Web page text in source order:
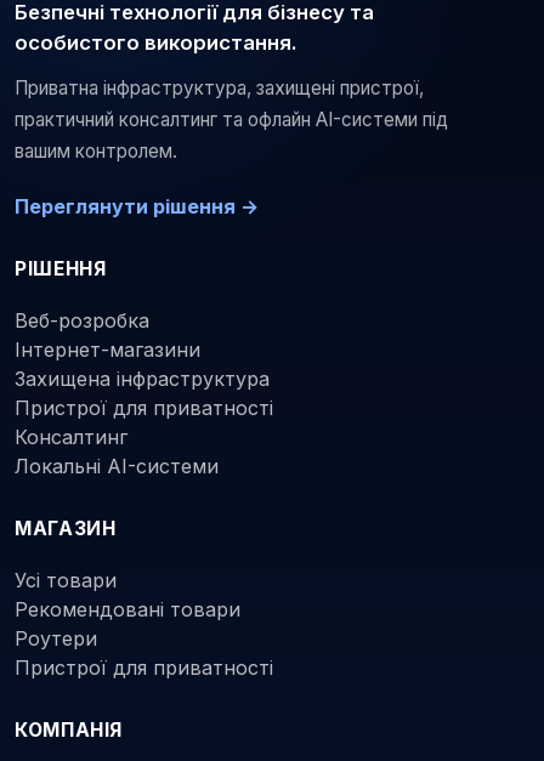
Безпечні технології для бізнесу та
особистого використання.
Приватна інфраструктура, захищені пристрої,
практичний консалтинг та офлайн AI-системи під
вашим контролем.
Переглянути рішення →
РІШЕННЯ
Веб-розробка
Інтернет-магазини
Захищена інфраструктура
Пристрої для приватності
Консалтинг
Локальні AI-системи
МАГАЗИН
Усі товари
Рекомендовані товари
Роутери
Пристрої для приватності
КОМПАНІЯ